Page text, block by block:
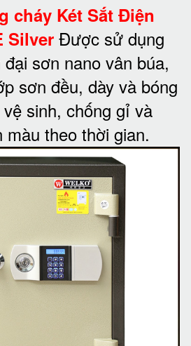
cháy Két Sắt Điện
Silver Được sử dụng
sơn nano vân búa,
sơn đều, dày và bóng
sinh, chống gỉ và
theo thời gian.